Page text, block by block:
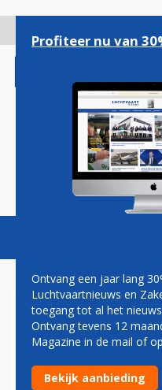
gaan
Magazine
WEER
VAN
GEMELD
Profiteer nu van
Ontvang een jaar lang
Luchtvaartnieuws en
toegang tot al het
Ontvang tevens 12
Magazine in de mail of
Bekijk aanbieding